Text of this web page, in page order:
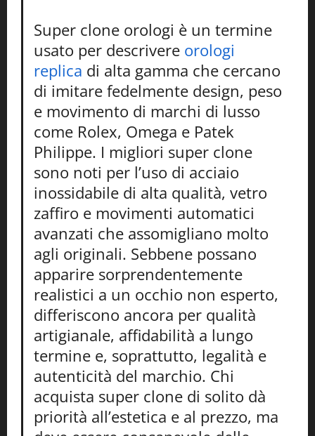
Super clone orologi è un termine
usato per descrivere orologi
replica di alta gamma che cercano
di imitare fedelmente design, peso
e movimento di marchi di lusso
come Rolex, Omega e Patek
Philippe. I migliori super clone
sono noti per l’uso di acciaio
inossidabile di alta qualità, vetro
zaffiro e movimenti automatici
avanzati che assomigliano molto
agli originali. Sebbene possano
apparire sorprendentemente
realistici a un occhio non esperto,
differiscono ancora per qualità
artigianale, affidabilità a lungo
termine e, soprattutto, legalità e
autenticità del marchio. Chi
acquista super clone di solito dà
priorità all’estetica e al prezzo, ma